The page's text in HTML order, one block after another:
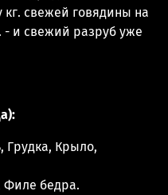
свежей говядины на
- и свежий разруб уже
Грудка, Крыло,
Филе бедра.